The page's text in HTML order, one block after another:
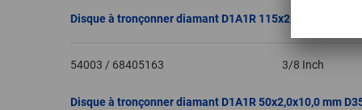
54003 / 68405163 3/8 Inch